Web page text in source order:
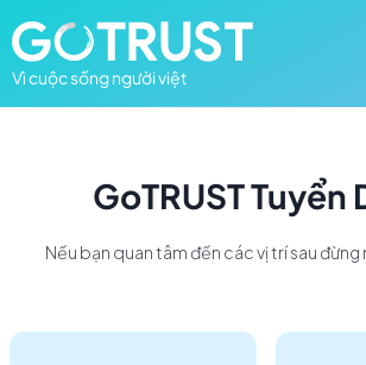
Vì cuộc sống người việt
GoTRUST Tuyển
Nếu bạn quan tâm đến các vị trí sau đừng